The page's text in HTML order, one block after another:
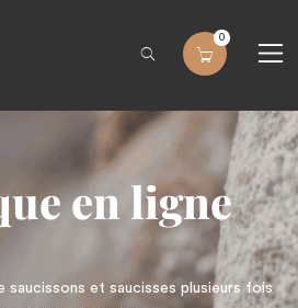
0
en ligne
saucissons et saucisses plusieurs fois